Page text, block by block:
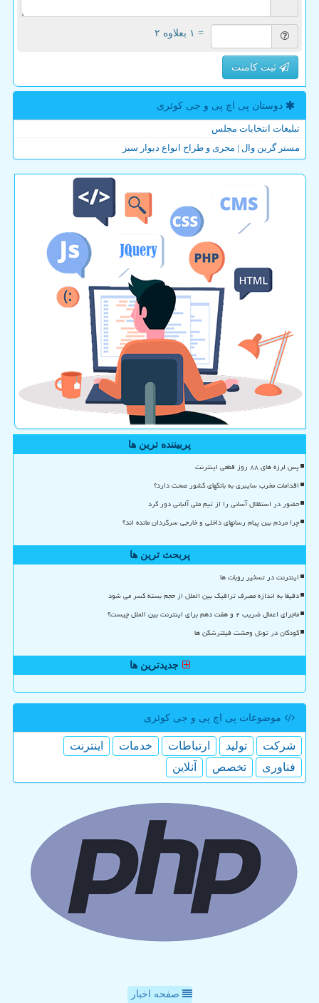
= ۱ بعلاوه ۲
ثبت کامنت
دوستان پی اچ پی و جی كوئری
تبلیغات انتخابات مجلس
مستر گرین وال | مجری و طراح انواع دیوار سبز
پربیننده ترین ها
پس لرزه های ۸۸ روز قطعی اینترنت
اقدامات مخرب سایبری به بانکهای کشور صحت دارد؟
حضور در استقلال آسانی را از تیم ملی آلبانی دور کرد
چرا مردم بین پیام رسانهای داخلی و خارجی سرگردان مانده اند؟
پربحث ترین ها
اینترنت در تسخیر روبات ها
دقیقا به اندازه مصرف ترافیک بین الملل از حجم بسته کسر می شود
ماجرای اعمال ضریب ۲ و هفت دهم برای اینترنت بین الملل چیست؟
کودکان در تونل وحشت فیلترشکن ها
جدیدترین ها
موضوعات پی اچ پی و جی كوئری
شركت تولید ارتباطات خدمات
اینترنت
فناوری
تخصص آنلاین
صفحه اخبار